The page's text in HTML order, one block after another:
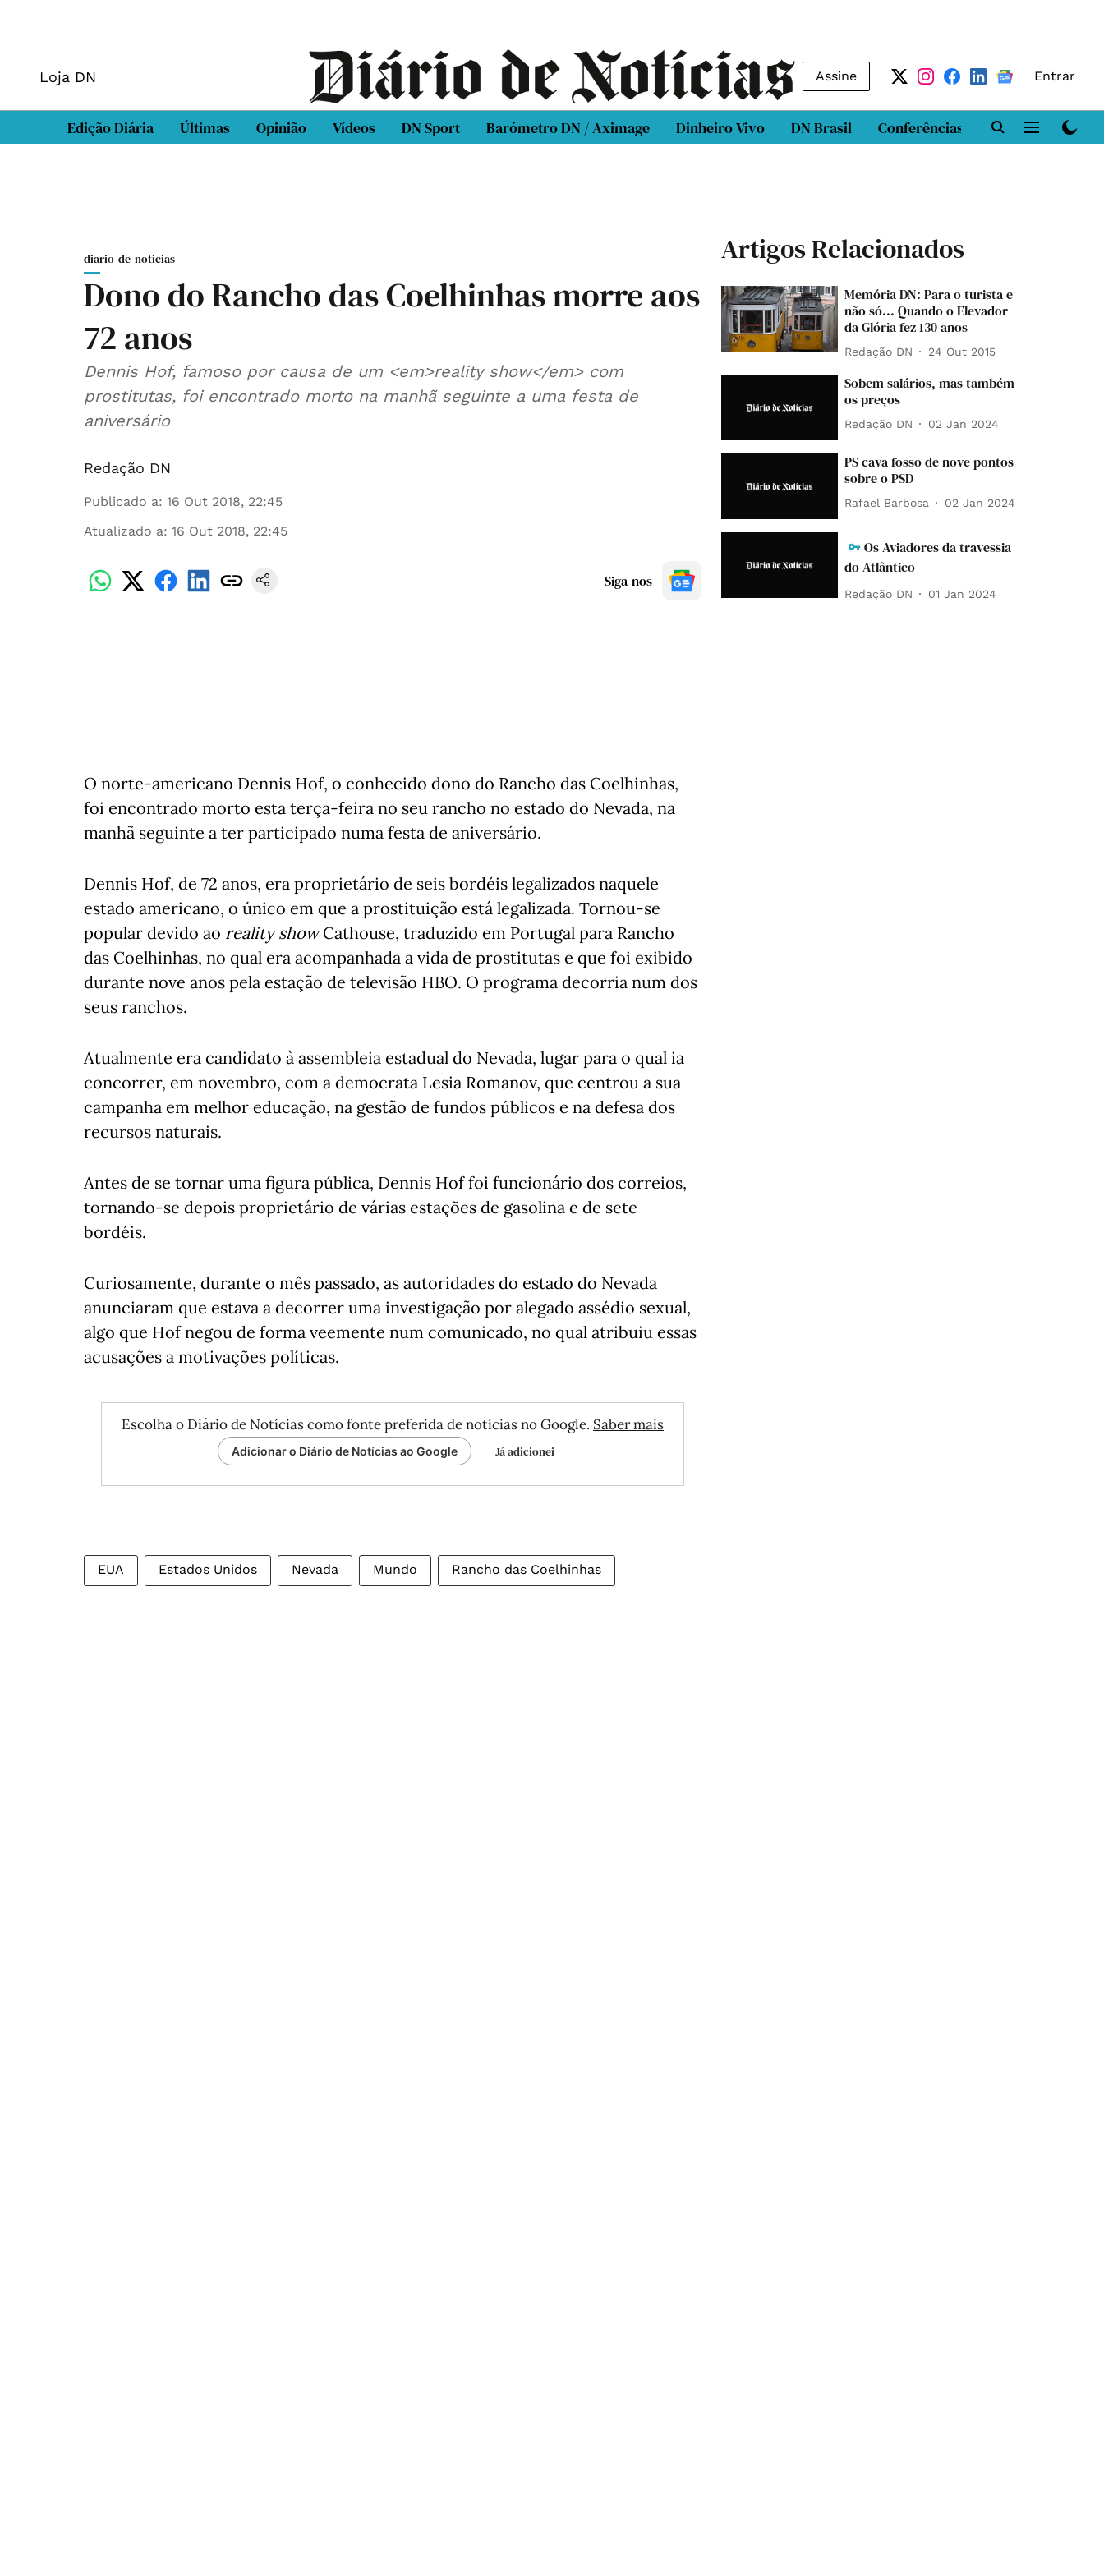
Loja DN Assine Entrar
Edição Diária Últimas Opinião Vídeos DN Sport Barómetro DN / Aximage Dinheiro Vivo DN Brasil Conferências DN LAB
diario-de-noticias
Dono do Rancho das Coelhinhas morre aos
72 anos
Dennis Hof, famoso por causa de um <em>reality show</em> com
prostitutas, foi encontrado morto na manhã seguinte a uma festa de
aniversário
Redação DN
Publicado a: 16 Out 2018, 22:45
Atualizado a: 16 Out 2018, 22:45
Siga-nos
O norte-americano Dennis Hof, o conhecido dono do Rancho das Coelhinhas,
foi encontrado morto esta terça-feira no seu rancho no estado do Nevada, na
manhã seguinte a ter participado numa festa de aniversário.
Dennis Hof, de 72 anos, era proprietário de seis bordéis legalizados naquele
estado americano, o único em que a prostituição está legalizada. Tornou-se
popular devido ao reality showCathouse, traduzido em Portugal para Rancho
das Coelhinhas, no qual era acompanhada a vida de prostitutas e que foi exibido
durante nove anos pela estação de televisão HBO. O programa decorria num dos
seus ranchos.
Atualmente era candidato à assembleia estadual do Nevada, lugar para o qual ia
concorrer, em novembro, com a democrata Lesia Romanov, que centrou a sua
campanha em melhor educação, na gestão de fundos públicos e na defesa dos
recursos naturais.
Antes de se tornar uma figura pública, Dennis Hof foi funcionário dos correios,
tornando-se depois proprietário de várias estações de gasolina e de sete
bordéis.
Curiosamente, durante o mês passado, as autoridades do estado do Nevada
anunciaram que estava a decorrer uma investigação por alegado assédio sexual,
algo que Hof negou de forma veemente num comunicado, no qual atribuiu essas
acusações a motivações políticas.
Escolha o Diário de Notícias como fonte preferida de notícias no Google. Saber mais
Adicionar o Diário de Notícias ao Google Já adicionei
EUA Estados Unidos Nevada Mundo Rancho das Coelhinhas
Artigos Relacionados
Memória DN: Para o turista e
não só... Quando o Elevador
da Glória fez 130 anos
Redação DN 24 Out 2015
Sobem salários, mas também
os preços
Redação DN 02 Jan 2024
PS cava fosso de nove pontos
sobre o PSD
Rafael Barbosa 02 Jan 2024
Os Aviadores da travessia
do Atlântico
Redação DN 01 Jan 2024